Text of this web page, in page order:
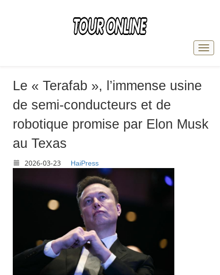
Le « Terafab », l’immense usine
de semi-conducteurs et de
robotique promise par Elon Musk
au Texas
2026-03-23 HaiPress